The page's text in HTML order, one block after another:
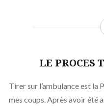
LE PROCES
Tirer sur l’ambulance est la
mes coups. Après avoir été